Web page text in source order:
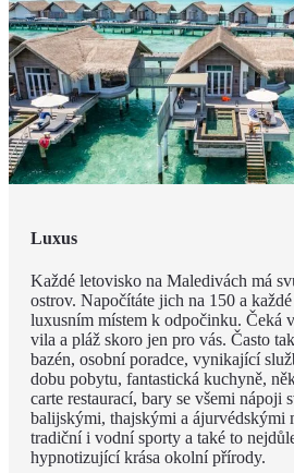
Luxus
Každé letovisko na Maledivách má
ostrov. Napočítáte jich na 150 a
luxusním místem k odpočinku. Čeká
vila a pláž skoro jen pro vás. Často
bazén, osobní poradce, vynikající
dobu pobytu, fantastická kuchyně,
carte restaurací, bary se všemi nápoji
balijskými, thajskými a ájurvédskými
tradiční i vodní sporty a také to
hypnotizující krása okolní přírody.